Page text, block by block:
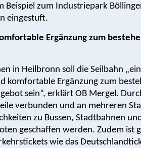
Beispiel zum Industriepark
eingestuft.
Ergänzung zum
in Heilbronn soll die Seilbahn
komfortable Ergänzung zum
sein“, erklärt OB Mergel.
verbunden und an mehreren
zu Bussen, Stadtbahnen
geschaffen werden. Zudem ist
wie das